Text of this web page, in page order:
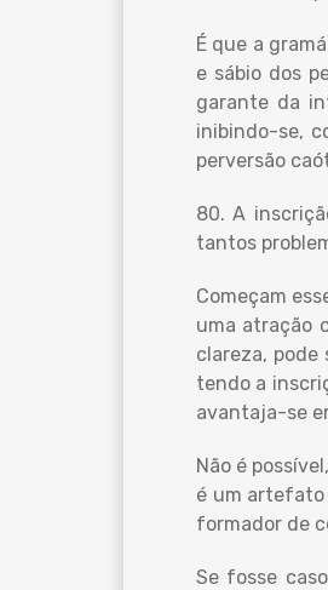
É que a
e sábio dos
garante da
inibindo-se,
perversão
80. A
tantos
Começam
uma atração
clareza,
tendo a
avantaja-se
Não é
é um artefato
formador de
Se fosse